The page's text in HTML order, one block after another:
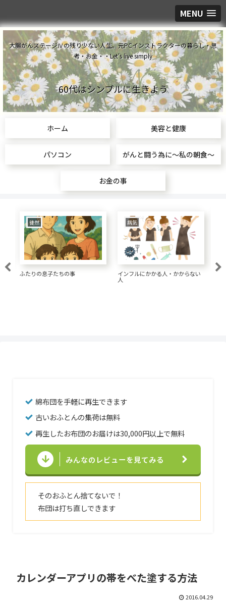
MENU
大腸がんステージⅣの残り少ない人生。元PCインストラクターの暮らし・思
考・お金・・Let's live simply
60代はシンプルに生きよう
ホーム 美容と健康
パソコン がんと闘う為に～私の朝食～
お金の事
食生活
大腸がん 1.5リットルの水が大事
美容と健康
綿布団を手軽に再生できます
古いおふとんの集荷は無料
再生したお布団のお届けは30,000円以上で無料
みんなのレビューを見てみる
そのおふとん捨てないで！
布団は打ち直しできます
カレンダーアプリの帯をべた塗する方法
2016.04.29